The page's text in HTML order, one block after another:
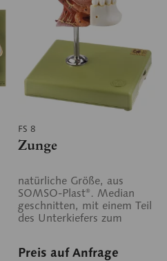
FS 8
Zunge
natürliche Größe, aus
SOMSO-Plast®. Median
geschnitten, mit einem Teil
des Unterkiefers zum
Preis auf Anfrage